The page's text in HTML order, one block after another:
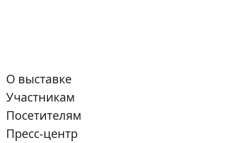
О выставке
Участникам
Посетителям
Пресс-центр